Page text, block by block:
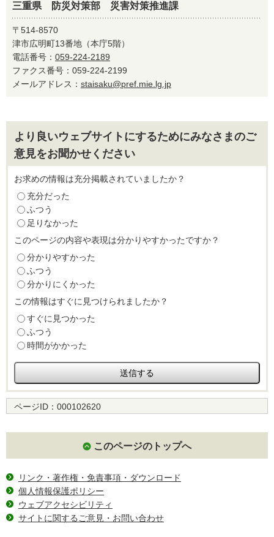
三重県 防災対策部 災害対策推進課
〒514-8570
津市広明町13番地（本庁5階）
電話番号： 059-224-2189
ファクス番号：059-224-2199
メールアドレス： staisaku@pref.mie.lg.jp
より良いウェブサイトにするためにみなさまのご
意見をお聞かせください
お求めの情報は充分掲載されていましたか？
充分だった
ふつう
足りなかった
このページの内容や表現は分かりやすかったですか？
分かりやすかった
ふつう
分かりにくかった
この情報はすぐに見つけられましたか？
すぐに見つかった
ふつう
時間がかかった
ページID： 000102620
このページのトップへ
リンク・著作権・免責事項・ダウンロード
個人情報保護ポリシー
ウェブアクセシビリティ
サイトに関するご意見・お問い合わせ